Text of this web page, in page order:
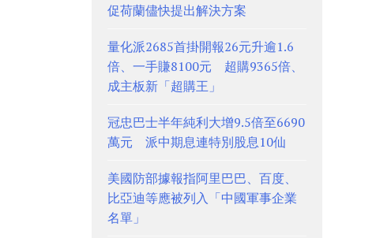
促荷蘭儘快提出解決方案
量化派2685首掛開報26元升逾1.6
倍、一手賺8100元 超購9365倍、
成主板新「超購王」
冠忠巴士半年純利大增9.5倍至6690
萬元 派中期息連特別股息10仙
美國防部據報指阿里巴巴、百度、
比亞迪等應被列入「中國軍事企業
名單」